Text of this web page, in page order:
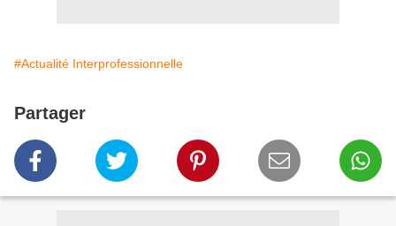
#Actualité Interprofessionnelle
Partager